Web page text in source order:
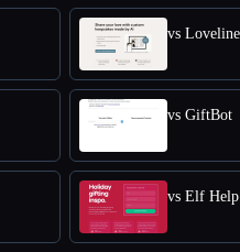
vs
vs GiftBot
vs Elf Help